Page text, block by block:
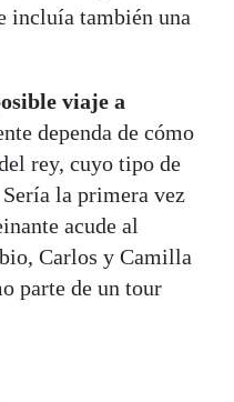
incluía también una
viaje a
dependa de cómo
rey, cuyo tipo de
Sería la primera vez
acude al
Carlos y Camilla
parte de un tour